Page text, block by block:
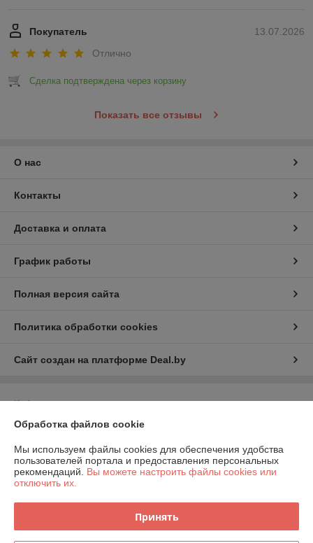
13.07.2026
Покупатель
Отлично
Сделка подтверждена через корзину
Показать все отзывы
О нас
Контакты
Доставка и оплата
График работы
Полная версия сайта
Политика обработки cookies
Сайт создан на платформе Deal.by
Информация для покупателя
Юридическое лицо:ООО "ИнструментЛюкс"
Щомыслицкий с/с, п.14А-15, район аг.Озерцо
Регистрационный номер ЕГР: 692221255
Регистрационный орган: Минский горисполком
Обработка файлов cookie
Мы используем файлы cookies для обеспечения удобства
пользователей портала и предоставления персональных
рекомендаций. Вы можете настроить файлы cookies или
отключить их.
Принять